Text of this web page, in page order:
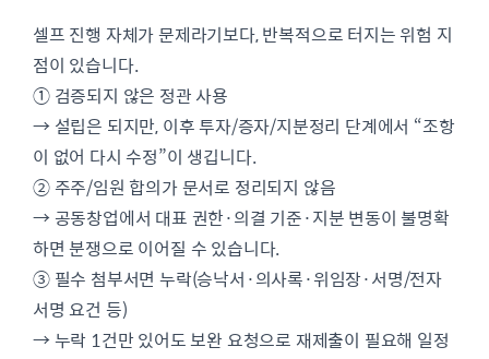
셀프 진행 자체가 문제라기보다, 반복적으로 터지는 위험 지
점이 있습니다.
① 검증되지 않은 정관 사용
→ 설립은 되지만, 이후 투자/증자/지분정리 단계에서 “조항
이 없어 다시 수정”이 생깁니다.
② 주주/임원 합의가 문서로 정리되지 않음
→ 공동창업에서 대표 권한·의결 기준·지분 변동이 불명확
하면 분쟁으로 이어질 수 있습니다.
③ 필수 첨부서면 누락(승낙서·의사록·위임장·서명/전자
서명 요건 등)
→ 누락 1건만 있어도 보완 요청으로 재제출이 필요해 일정